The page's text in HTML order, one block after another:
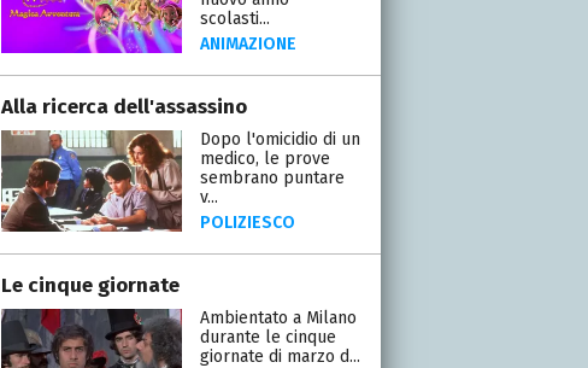
scolasti...
ANIMAZIONE
Alla ricerca dell'assassino
Dopo l'omicidio di un
medico, le prove
sembrano puntare
v...
POLIZIESCO
Le cinque giornate
Ambientato a Milano
durante le cinque
giornate di marzo d...